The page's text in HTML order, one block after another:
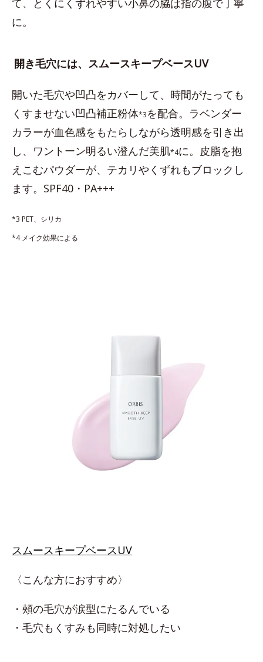
て、とくにくずれやすい小鼻の脇は指の腹で丁寧
に。
開き毛穴には、スムースキープベースUV
開いた毛穴や凹凸をカバーして、時間がたっても
くすませない凹凸補正粉体*3を配合。ラベンダー
カラーが血色感をもたらしながら透明感を引き出
し、ワントーン明るい澄んだ美肌*4に。皮脂を抱
えこむパウダーが、テカリやくずれもブロックし
ます。SPF40・PA+++
*3 PET、シリカ
*4 メイク効果による
スムースキープベースUV
〈こんな方におすすめ〉
・頰の毛穴が涙型にたるんでいる
・毛穴もくすみも同時に対処したい